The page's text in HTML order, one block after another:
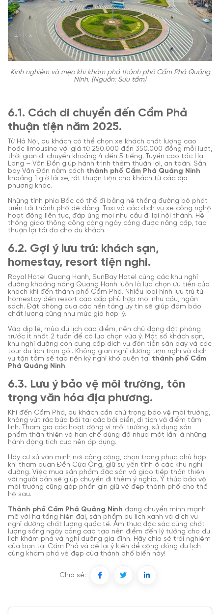
Kinh nghiệm và mẹo khi khám phá thành phố Cẩm Phả Quảng
Ninh. (Nguồn: Sưu tầm)
6.1. Cách di chuyển đến Cẩm Phả
thuận tiện năm 2025.
Từ Hà Nội, du khách có thể chọn xe khách chất lượng cao
hoặc limousine với giá từ 250.000 đến 350.000 đồng mỗi lượt,
thời gian di chuyển khoảng 4 đến 5 tiếng. Tuyến cao tốc Hạ
Long – Vân Đồn giúp hành trình thêm thuận lợi, an toàn. Sân
bay Vân Đồn nằm cách thành phố Cẩm Phả Quảng Ninh
khoảng 1 giờ lái xe, rất thuận tiện cho khách từ các địa
phương khác.
Những tỉnh phía Bắc có thể đi bằng hệ thống đường bộ phát
triển tới thành phố dễ dàng. Taxi và các dịch vụ xe công nghệ
hoạt động liên tục, đáp ứng mọi nhu cầu đi lại nội thành. Hệ
thống giao thông công cộng ngày càng được nâng cấp, tạo
thuận lợi tối đa cho du khách.
6.2. Gợi ý lưu trú: khách sạn,
homestay, resort tiện nghi.
Royal Hotel Quang Hanh, SunBay Hotel cùng các khu nghỉ
dưỡng khoáng nóng Quang Hanh luôn là lựa chọn ưu tiên của
khách khi đến thành phố Cẩm Phả. Nhiều loại hình lưu trú từ
homestay đến resort cao cấp phù hợp mọi nhu cầu, ngân
sách. Đặt phòng qua các nền tảng uy tín sẽ giúp đảm bảo
chất lượng cũng như mức giá hợp lý.
Vào dịp lễ, mùa du lịch cao điểm, nên chủ động đặt phòng
trước ít nhất 2 tuần để có lựa chọn vừa ý. Một số khách sạn,
khu nghỉ dưỡng còn cung cấp dịch vụ đón tiễn sân bay và các
tour du lịch trọn gói. Không gian nghỉ dưỡng tiện nghi và dịch
vụ tận tâm sẽ tạo nên kỳ nghỉ khó quên tại thành phố Cẩm
Phả Quảng Ninh.
6.3. Lưu ý bảo vệ môi trường, tôn
trọng văn hóa địa phương.
Khi đến Cẩm Phả, du khách cần chú trọng bảo vệ môi trường,
không vứt rác bừa bãi tại các bãi biển, di tích và điểm tâm
linh. Tham gia các hoạt động vì môi trường, sử dụng sản
phẩm thân thiện và hạn chế dùng đồ nhựa một lần là những
hành động tích cực nên áp dụng.
Hãy cư xử văn minh nơi công cộng, chọn trang phục phù hợp
khi tham quan Đền Cửa Ông, giữ sự yên tĩnh ở các khu nghỉ
dưỡng. Việc mua sản phẩm đặc sản và giao tiếp thân thiện
với người dân sẽ giúp chuyến đi thêm ý nghĩa. Ý thức bảo vệ
môi trường cũng góp phần gìn giữ vẻ đẹp thành phố cho thế
hệ sau.
Thành phố Cẩm Phả Quảng Ninh đang chuyển mình mạnh
mẽ với hạ tầng hiện đại, sản phẩm du lịch xanh và dịch vụ
nghỉ dưỡng chất lượng quốc tế. Ẩm thực đặc sắc cùng chất
lượng sống ngày càng cao tạo nên điểm đến lý tưởng cho du
lịch khám phá và nghỉ dưỡng gia đình. Hãy chia sẻ trải nghiệm
của bạn tại Cẩm Phả và để lại ý kiến để cộng đồng du lịch
cùng khám phá vẻ đẹp của thành phố biển này!
Chia sẻ: